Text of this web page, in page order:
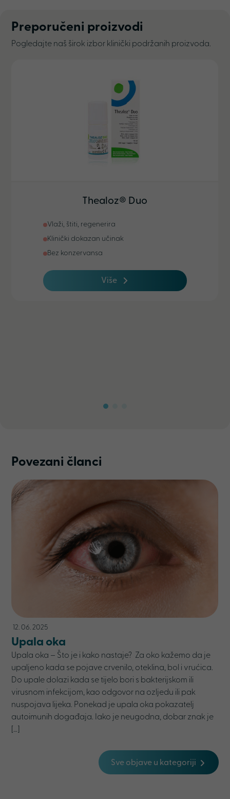
Preporučeni proizvodi
Pogledajte naš širok izbor klinički podržanih proizvoda.
Thealoz® Duo
Vlaži, štiti, regenerira
Klinički dokazan učinak
Bez konzervansa
Više
Povezani članci
12. 06. 2025
Upala oka
Upala oka – Što je i kako nastaje? Za oko kažemo da je
upaljeno kada se pojave crvenilo, oteklina, bol i vrućica.
Do upale dolazi kada se tijelo bori s bakterijskom ili
virusnom infekcijom, kao odgovor na ozljedu ili pak
nuspojava lijeka. Ponekad je upala oka pokazatelj
autoimunih događaja. Iako je neugodna, dobar znak je
[…]
Sve objave u kategoriji